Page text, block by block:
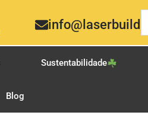
Sustentabilidade
Blog